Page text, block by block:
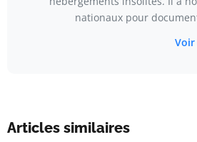
nationaux pour
Articles similaires